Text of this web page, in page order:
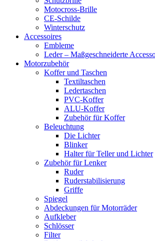
Motocross-Brille
CE-Schilde
Winterschutz
Accessoires
Embleme
Leder – Maßgeschneiderte
Motorzubehör
Koffer und Taschen
Textiltaschen
Ledertaschen
PVC-Koffer
ALU-Koffer
Zubehör für Koffer
Beleuchtung
Die Lichter
Blinker
Halter für Teller und Lichter
Zubehör für Lenker
Ruder
Ruderstabilisierung
Griffe
Spiegel
Abdeckungen für Motorräder
Aufkleber
Schlösser
Filter